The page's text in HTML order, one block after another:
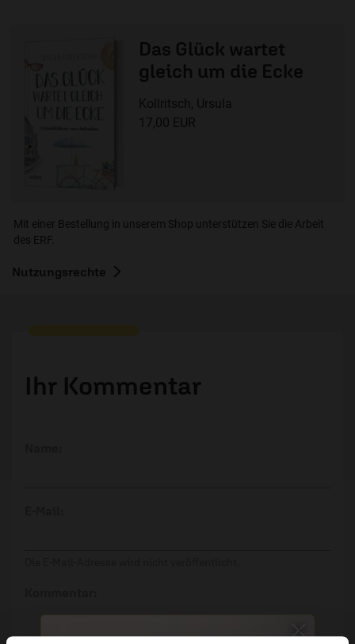
Das Glück wartet
gleich um die Ecke
Kollritsch, Ursula
17,00 EUR
Mit einer Bestellung in unserem Shop unterstützen Sie die Arbeit
des ERF.
Nutzungsrechte
Ihr Kommentar